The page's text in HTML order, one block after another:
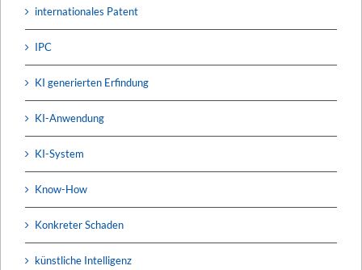
internationales Patent
IPC
KI generierten Erfindung
KI-Anwendung
KI-System
Know-How
Konkreter Schaden
künstliche Intelligenz